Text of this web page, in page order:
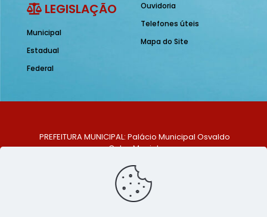
LEGISLAÇÃO
Municipal
Estadual
Federal
Ouvidoria
Telefones úteis
Mapa do Site
PREFEITURA MUNICIPAL: Palácio Municipal Osvaldo
Celso Maciel
Centro, São Bento do Una - PE. CEP: 553370-128
TELEFONE: (81) 99548-1569
E-MAIL: ouvidoria@saobentodouna.pe.gov.br